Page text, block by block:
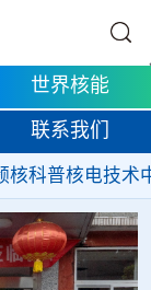
世界核能
联系我们
核科普核电技术